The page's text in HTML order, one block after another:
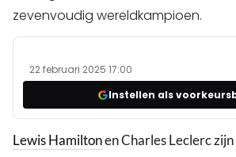
zevenvoudig wereldkampioen.
22 februari 2025 17:00
Instellen als
Lewis Hamiltonen Charles Leclerc